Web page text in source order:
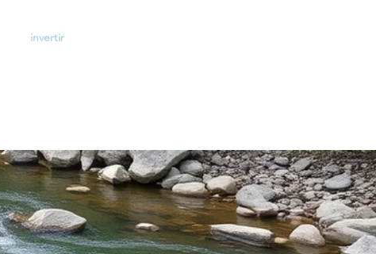
invertir